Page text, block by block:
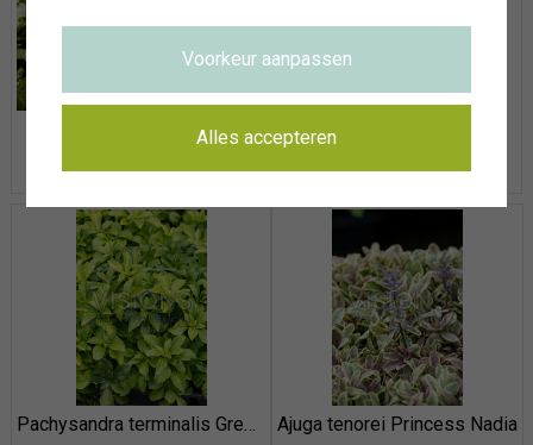
Mazus radicans Muehlenbeckia
Pachysandra terminalis Green Carpet Pachysandra terminalis Green Carpet Ajuga tenorei Princess Nadia
Voorkeur aanpassen
Alles accepteren